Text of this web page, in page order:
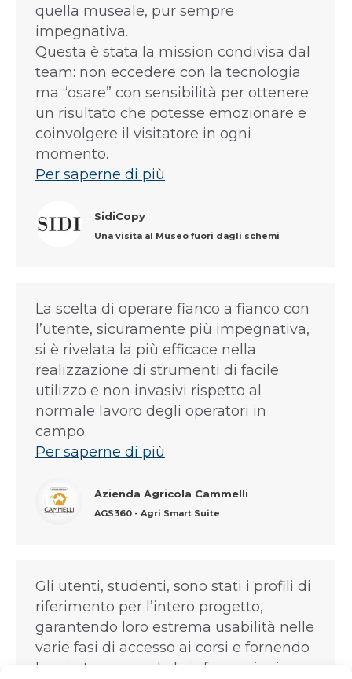
quella museale, pur sempre
impegnativa.
Questa è stata la mission condivisa dal
team: non eccedere con la tecnologia
ma “osare” con sensibilità per ottenere
un risultato che potesse emozionare e
coinvolgere il visitatore in ogni
momento.
Per saperne di più
SidiCopy
Una visita al Museo fuori dagli schemi
La scelta di operare fianco a fianco con
l’utente, sicuramente più impegnativa,
si è rivelata la più efficace nella
realizzazione di strumenti di facile
utilizzo e non invasivi rispetto al
normale lavoro degli operatori in
campo.
Per saperne di più
Azienda Agricola Cammelli
AGS360 - Agri Smart Suite
Gli utenti, studenti, sono stati i profili di
riferimento per l’intero progetto,
garantendo loro estrema usabilità nelle
varie fasi di accesso ai corsi e fornendo
loro in tempo reale le informazioni